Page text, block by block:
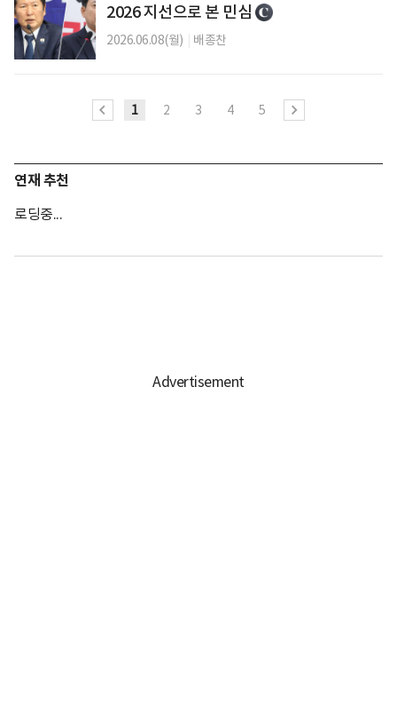
2026 지선으로 본 민심
2026.06.08(월) 배종찬
1 2 3 4 5
연재 추천
로딩중...